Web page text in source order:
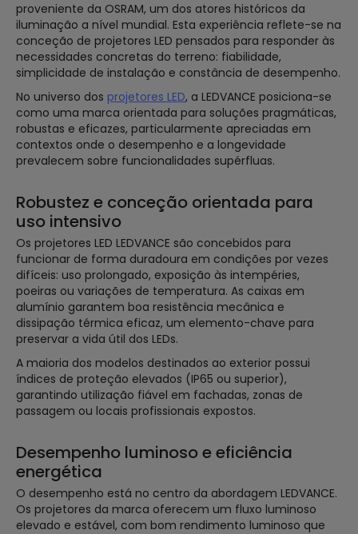
proveniente da OSRAM, um dos atores históricos da
iluminação a nível mundial. Esta experiência reflete-se na
conceção de projetores LED pensados para responder às
necessidades concretas do terreno: fiabilidade,
simplicidade de instalação e constância de desempenho.
No universo dos projetores LED, a LEDVANCE posiciona-se
como uma marca orientada para soluções pragmáticas,
robustas e eficazes, particularmente apreciadas em
contextos onde o desempenho e a longevidade
prevalecem sobre funcionalidades supérfluas.
Robustez e conceção orientada para
uso intensivo
Os projetores LED LEDVANCE são concebidos para
funcionar de forma duradoura em condições por vezes
difíceis: uso prolongado, exposição às intempéries,
poeiras ou variações de temperatura. As caixas em
alumínio garantem boa resistência mecânica e
dissipação térmica eficaz, um elemento-chave para
preservar a vida útil dos LEDs.
A maioria dos modelos destinados ao exterior possui
índices de proteção elevados (IP65 ou superior),
garantindo utilização fiável em fachadas, zonas de
passagem ou locais profissionais expostos.
Desempenho luminoso e eficiência
energética
O desempenho está no centro da abordagem LEDVANCE.
Os projetores da marca oferecem um fluxo luminoso
elevado e estável, com bom rendimento luminoso que